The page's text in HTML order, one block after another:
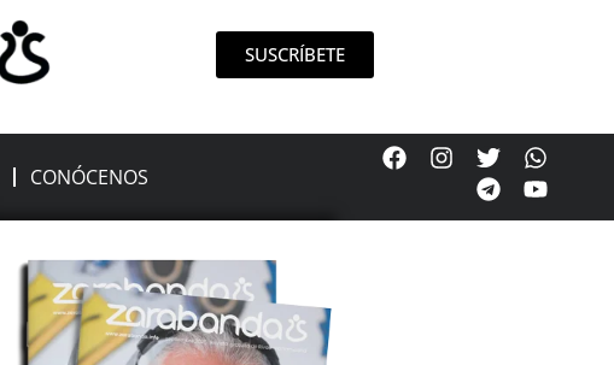
SUSCRÍBETE
CONÓCENOS